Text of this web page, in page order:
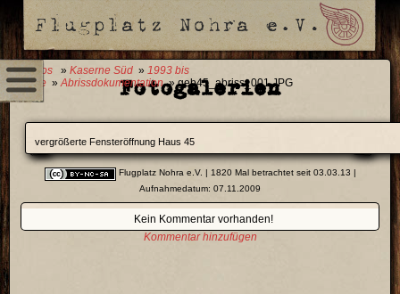
0 Fotos » Kaserne Süd » 1993 bis
Heute »Abrissdokumentation» geb45_abriss_001.JPG
Fotogalerien
vergrößerte Fensteröffnung Haus 45
Flugplatz Nohra e.V. | 1820 Mal betrachtet seit 03.03.13 |
Aufnahmedatum: 07.11.2009
Kein Kommentar vorhanden!
Kommentar hinzufügen